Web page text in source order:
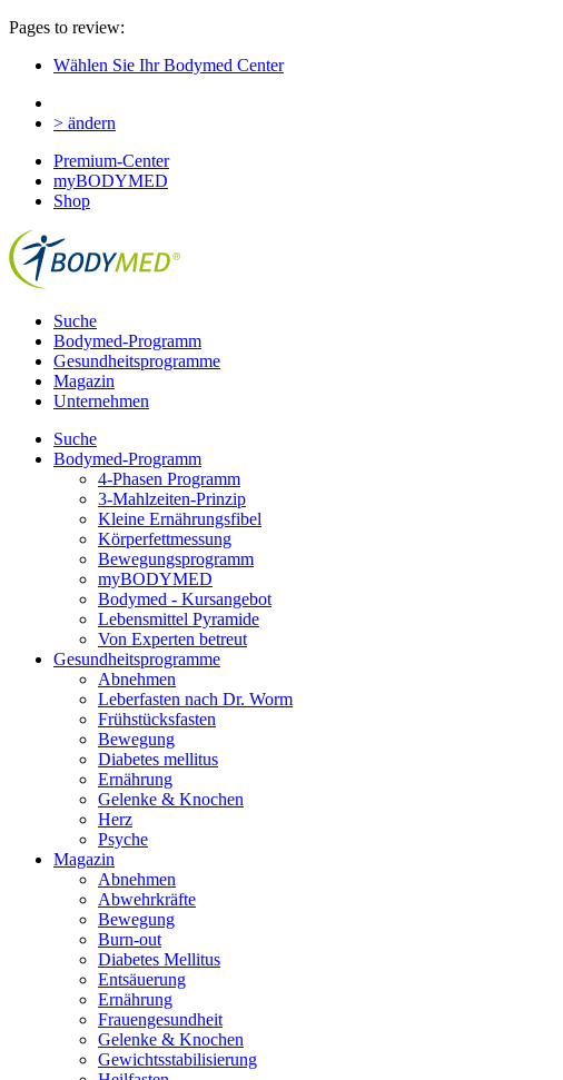
Pages to review:
Wählen Sie Ihr Bodymed Center
> ändern
Premium-Center
myBODYMED
Shop
Suche
Bodymed-Programm
Gesundheitsprogramme
Magazin
Unternehmen
Suche
Bodymed-Programm
4-Phasen Programm
3-Mahlzeiten-Prinzip
Kleine Ernährungsfibel
Körperfettmessung
Bewegungsprogramm
myBODYMED
Bodymed - Kursangebot
Lebensmittel Pyramide
Von Experten betreut
Gesundheitsprogramme
Abnehmen
Leberfasten nach Dr. Worm
Frühstücksfasten
Bewegung
Diabetes mellitus
Ernährung
Gelenke & Knochen
Herz
Psyche
Magazin
Abnehmen
Abwehrkräfte
Bewegung
Burn-out
Diabetes Mellitus
Entsäuerung
Ernährung
Frauengesundheit
Gelenke & Knochen
Gewichtsstabilisierung